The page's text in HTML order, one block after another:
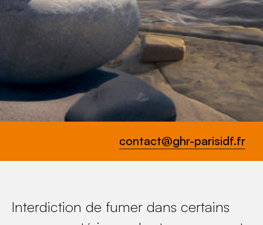
contact@ghr-parisidf.fr
Interdiction de fumer dans certains